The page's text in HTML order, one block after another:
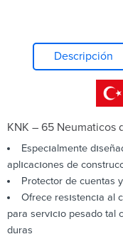
Descripción
KNK – 65 Neumaticos
Especıalmente
aplıcacıones de
Protector de cuentas
Ofrece resıstencıa al
para servıcıo pesado tal
duras